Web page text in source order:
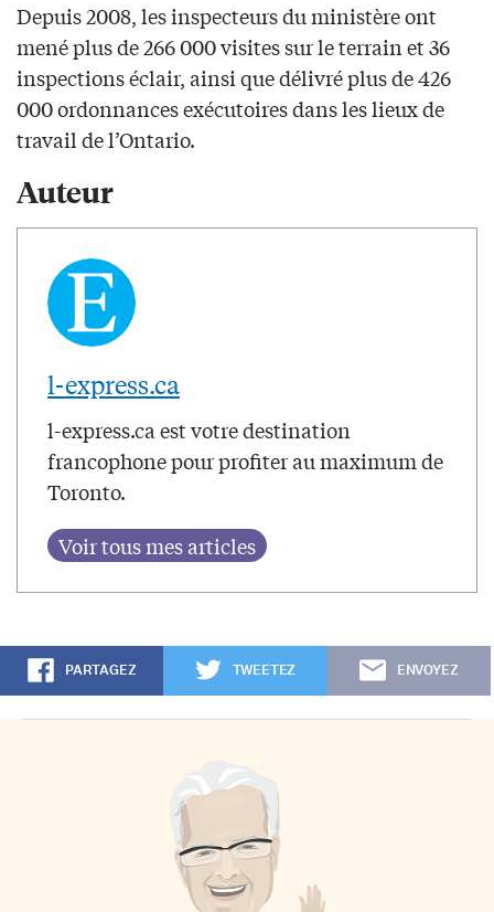
Depuis 2008, les inspecteurs du ministère ont
mené plus de 266 000 visites sur le terrain et 36
inspections éclair, ainsi que délivré plus de 426
000 ordonnances exécutoires dans les lieux de
travail de l’Ontario.
Auteur
l-express.ca
l-express.ca est votre destination
francophone pour profiter au maximum de
Toronto.
PARTAGEZ TWEETEZ ENVOYEZ